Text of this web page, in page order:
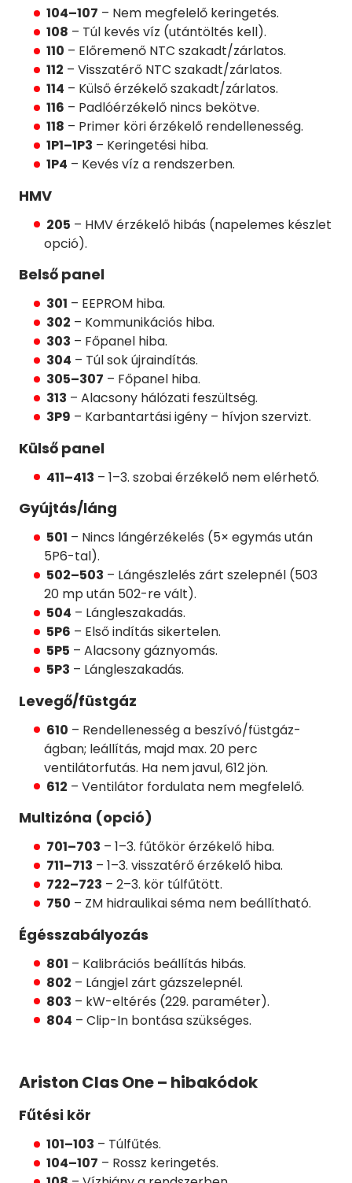
104–107 – Nem megfelelő keringetés.
108 – Túl kevés víz (utántöltés kell).
110 – Előremenő NTC szakadt/zárlatos.
112 – Visszatérő NTC szakadt/zárlatos.
114 – Külső érzékelő szakadt/zárlatos.
116 – Padlóérzékelő nincs bekötve.
118 – Primer köri érzékelő rendellenesség.
1P1–1P3 – Keringetési hiba.
1P4 – Kevés víz a rendszerben.
HMV
205 – HMV érzékelő hibás (napelemes készlet
opció).
Belső panel
301 – EEPROM hiba.
302 – Kommunikációs hiba.
303 – Főpanel hiba.
304 – Túl sok újraindítás.
305–307 – Főpanel hiba.
313 – Alacsony hálózati feszültség.
3P9 – Karbantartási igény – hívjon szervizt.
Külső panel
411–413 – 1–3. szobai érzékelő nem elérhető.
Gyújtás/láng
501 – Nincs lángérzékelés (5× egymás után
5P6-tal).
502–503 – Lángészlelés zárt szelepnél (503
20 mp után 502-re vált).
504 – Lángleszakadás.
5P6 – Első indítás sikertelen.
5P5 – Alacsony gáznyomás.
5P3 – Lángleszakadás.
Levegő/füstgáz
610 – Rendellenesség a beszívó/füstgáz-
ágban; leállítás, majd max. 20 perc
ventilátorfutás. Ha nem javul, 612 jön.
612 – Ventilátor fordulata nem megfelelő.
Multizóna (opció)
701–703 – 1–3. fűtőkör érzékelő hiba.
711–713 – 1–3. visszatérő érzékelő hiba.
722–723 – 2–3. kör túlfűtött.
750 – ZM hidraulikai séma nem beállítható.
Égésszabályozás
801 – Kalibrációs beállítás hibás.
802 – Lángjel zárt gázszelepnél.
803 – kW-eltérés (229. paraméter).
804 – Clip-In bontása szükséges.
Ariston Clas One – hibakódok
Fűtési kör
101–103 – Túlfűtés.
104–107 – Rossz keringetés.